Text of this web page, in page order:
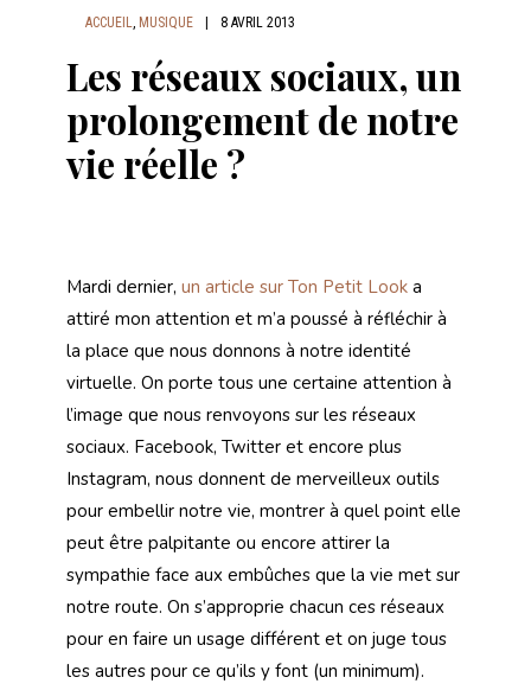
ACCUEIL, MUSIQUE 8 AVRIL 2013
Les réseaux sociaux, un
prolongement de notre
vie réelle ?
Mardi dernier, un article sur Ton Petit Look a
attiré mon attention et m’a poussé à réfléchir à
la place que nous donnons à notre identité
virtuelle. On porte tous une certaine attention à
l’image que nous renvoyons sur les réseaux
sociaux. Facebook, Twitter et encore plus
Instagram, nous donnent de merveilleux outils
pour embellir notre vie, montrer à quel point elle
peut être palpitante ou encore attirer la
sympathie face aux embûches que la vie met sur
notre route. On s’approprie chacun ces réseaux
pour en faire un usage différent et on juge tous
les autres pour ce qu’ils y font (un minimum).